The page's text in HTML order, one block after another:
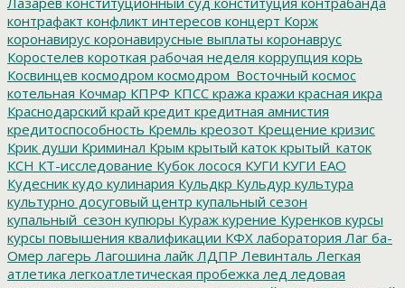
контрафакт конфликт интересов концерт Корж
коронавирус коронавирусные выплаты коронаврус
Коростелев короткая рабочая неделя коррупция корь
Косвинцев космодром космодром_Восточный космос
котельная Кочмар КПРФ КПСС кража кражи красная икра
Краснодарский край кредит кредитная амнистия
кредитоспособность Кремль креозот Крещение кризис
Крик души Криминал Крым крытый каток крытый_каток
КСН КТ-исследование Кубок лосося КУГИ КУГИ ЕАО
Кудесник кудо кулинария Кульдкр Кульдур культура
культурно досуговый центр купальный сезон
купальный_сезон купюры Кураж курение Куренков курсы
курсы повышения квалификации КФХ лаборатория Лаг ба-
Омер лагерь Лагошина лайк ЛДПР Левинталь Легкая
атлетика легкоатлетическая пробежка лед ледовая